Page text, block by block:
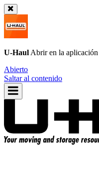
U-Haul Abrir en la aplicación
Abierto
Saltar al contenido